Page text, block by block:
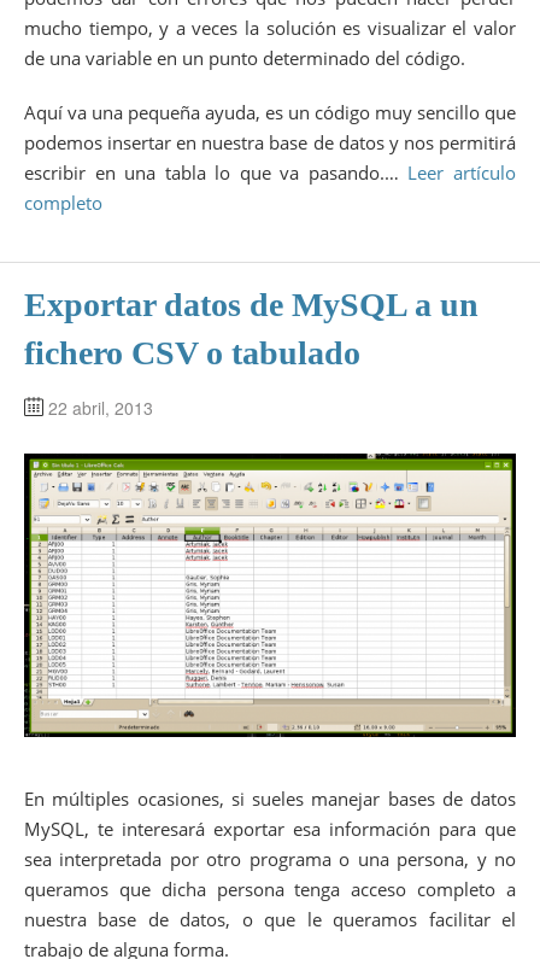
mucho tiempo, y a veces la solución es visualizar el valor
de una variable en un punto determinado del código.
Aquí va una pequeña ayuda, es un código muy sencillo que
podemos insertar en nuestra base de datos y nos permitirá
escribir en una tabla lo que va pasando.… Leer artículo
completo
Exportar datos de MySQL a un
fichero CSV o tabulado
22 abril, 2013
En múltiples ocasiones, si sueles manejar bases de datos
MySQL, te interesará exportar esa información para que
sea interpretada por otro programa o una persona, y no
queramos que dicha persona tenga acceso completo a
nuestra base de datos, o que le queramos facilitar el
trabajo de alguna forma.